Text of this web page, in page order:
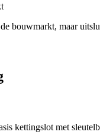
bouwmarkt, maar
kettingslot met